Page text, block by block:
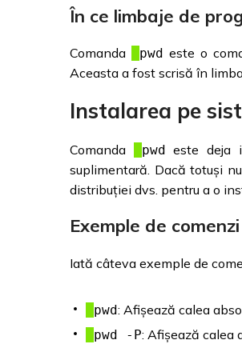
În ce limbaje de
Comanda pwd este o
Aceasta a fost scrisă în
Instalarea pe
Comanda pwd
este deja
suplimentară. Dacă totuși
distribuției dvs. pentru a o
Exemple de
Iată câteva exemple de
pwd: Afișează calea
pwd -P: Afișează calea